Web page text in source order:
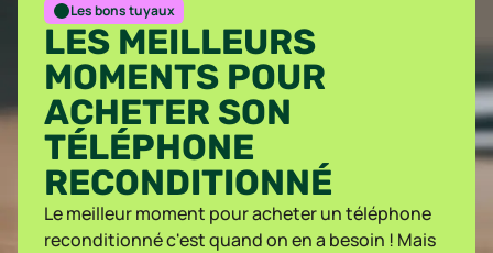
Les bons tuyaux
LES MEILLEURS
MOMENTS POUR
ACHETER SON
TÉLÉPHONE
RECONDITIONNÉ
Le meilleur moment pour acheter un téléphone
reconditionné c'est quand on en a besoin ! Mais